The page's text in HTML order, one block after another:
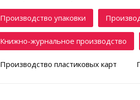
Производство упаковки
Книжно-журнальное производство
Производство пластиковых карт